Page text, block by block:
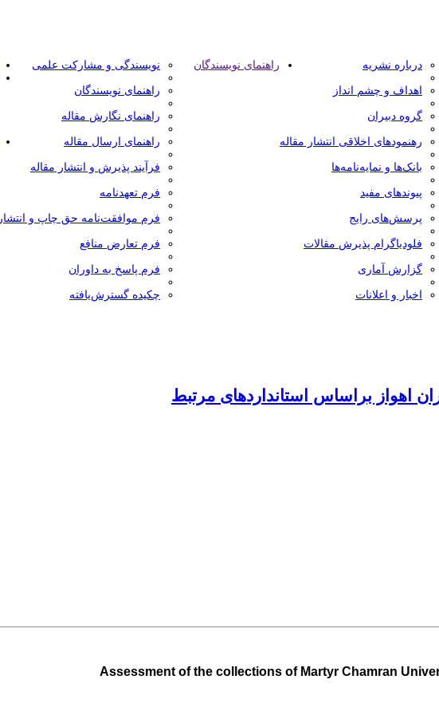
درباره نشریه
اهداف و چشم انداز
گروه دبیران
رهنمودهای اخلاقی انتشار مقاله
بانک‌ها و نمایه‌‌نامه‌ها
پیوندهای مفید
پرسش‌های رایج
فلودیاگرام پذیرش مقالات
گزارش آماری
اخبار و اعلانات
راهنمای نویسندگان
نویسندگی و مشارکت علمی
راهنمای نویسندگان
راهنمای نگارش مقاله
راهنمای ارسال مقاله
فرآیند پذیرش و انتشار مقاله
فرم تعهدنامه
فرم موافقت‌نامه حق چاپ و انتشار
فرم تعارض منافع
فرم پاسخ به داوران
چکیده گسترش‌یافته
اهواز براساس استانداردهای مرتبط
Assessment of the collections of Martyr Chamran